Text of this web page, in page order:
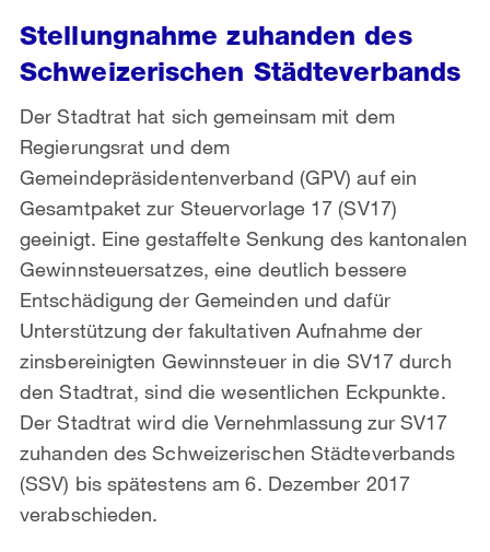
Stellungnahme zuhanden des
Schweizerischen Städteverbands
Der Stadtrat hat sich gemeinsam mit dem
Regierungsrat und dem
Gemeindepräsidentenverband (GPV) auf ein
Gesamtpaket zur Steuervorlage 17 (SV17)
geeinigt. Eine gestaffelte Senkung des kantonalen
Gewinnsteuersatzes, eine deutlich bessere
Entschädigung der Gemeinden und dafür
Unterstützung der fakultativen Aufnahme der
zinsbereinigten Gewinnsteuer in die SV17 durch
den Stadtrat, sind die wesentlichen Eckpunkte.
Der Stadtrat wird die Vernehmlassung zur SV17
zuhanden des Schweizerischen Städteverbands
(SSV) bis spätestens am 6. Dezember 2017
verabschieden.